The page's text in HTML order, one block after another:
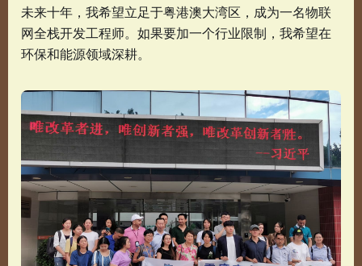
未来十年，我希望立足于粤港澳大湾区，成为一名物联
网全栈开发工程师。如果要加一个行业限制，我希望在
环保和能源领域深耕。